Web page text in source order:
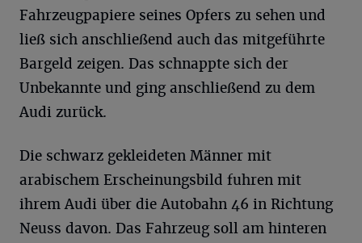
Fahrzeugpapiere seines Opfers zu sehen und
ließ sich anschließend auch das mitgeführte
Bargeld zeigen. Das schnappte sich der
Unbekannte und ging anschließend zu dem
Audi zurück.
Die schwarz gekleideten Männer mit
arabischem Erscheinungsbild fuhren mit
ihrem Audi über die Autobahn 46 in Richtung
Neuss davon. Das Fahrzeug soll am hinteren